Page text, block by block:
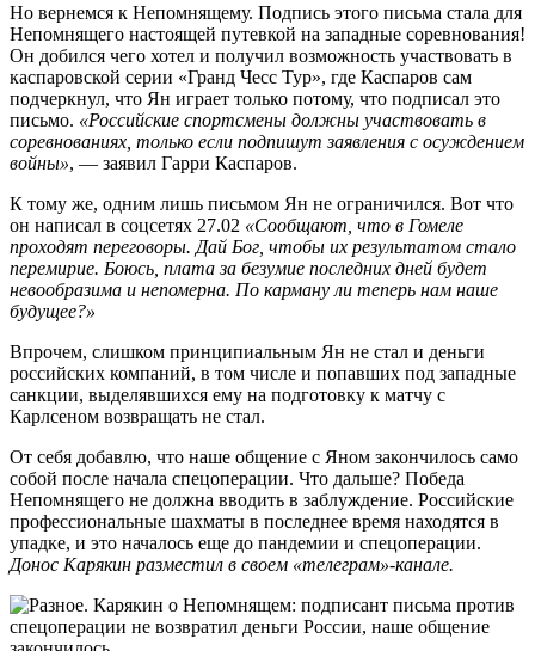
Но вернемся к Непомнящему. Подпись этого письма стала для
Непомнящего настоящей путевкой на западные соревнования!
Он добился чего хотел и получил возможность участвовать в
каспаровской серии «Гранд Чесс Тур», где Каспаров сам
подчеркнул, что Ян играет только потому, что подписал это
письмо. «Российские спортсмены должны участвовать в
соревнованиях, только если подпишут заявления с осуждением
войны», — заявил Гарри Каспаров.
К тому же, одним лишь письмом Ян не ограничился. Вот что
он написал в соцсетях 27.02 «Сообщают, что в Гомеле
проходят переговоры. Дай Бог, чтобы их результатом стало
перемирие. Боюсь, плата за безумие последних дней будет
невообразима и непомерна. По карману ли теперь нам наше
будущее?»
Впрочем, слишком принципиальным Ян не стал и деньги
российских компаний, в том числе и попавших под западные
санкции, выделявшихся ему на подготовку к матчу с
Карлсеном возвращать не стал.
От себя добавлю, что наше общение с Яном закончилось само
собой после начала спецоперации. Что дальше? Победа
Непомнящего не должна вводить в заблуждение. Российские
профессиональные шахматы в последнее время находятся в
упадке, и это началось еще до пандемии и спецоперации.
Донос Карякин разместил в своем «телеграм»-канале.